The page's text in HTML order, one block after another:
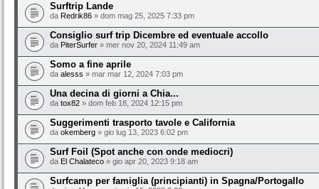
Surftrip Lande
da Redrik86 » dom mag 25, 2025 7:33 pm
Consiglio surf trip Dicembre ed eventuale accollo
da PiterSurfer » mer nov 20, 2024 11:49 am
Somo a fine aprile
da alesss » mar mar 12, 2024 7:03 pm
Una decina di giorni a Chia...
da tox82 » dom feb 18, 2024 12:15 pm
Suggerimenti trasporto tavole e California
da okemberg » gio lug 13, 2023 6:02 pm
Surf Foil (Spot anche con onde mediocri)
da El Chalateco » gio apr 20, 2023 9:18 am
Surfcamp per famiglia (principianti) in Spagna/Portogallo